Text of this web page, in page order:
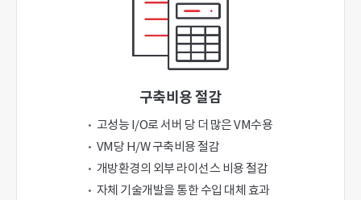
구축비용 절감
고성능 I/O로 서버 당 더 많은 VM수용
VM당 H/W 구축비용 절감
개방환경의 외부 라이선스 비용 절감
자체 기술개발을 통한 수입 대체 효과